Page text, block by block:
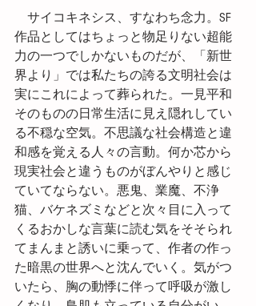
サイコキネシス、すなわち念力。SF
作品としてはちょっと物足りない超能
力の一つでしかないものだが、「新世
界より」では私たちの誇る文明社会は
実にこれによって葬られた。一見平和
そのものの日常生活に見え隠れしてい
る不穏な空気。不思議な社会構造と違
和感を覚える人々の言動。何か芯から
現実社会と違うものがぼんやりと感じ
ていてならない。悪鬼、業魔、不浄
猫、バケネズミなどと次々目に入って
くるおかしな言葉に読む気をそそられ
てまんまと誘いに乗って、作者の作っ
た暗黒の世界へと沈んでいく。気がつ
いたら、胸の動悸に伴って呼吸が激し